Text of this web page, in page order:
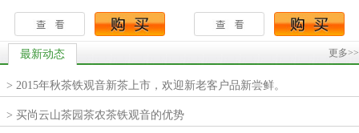
最新动态 更多>>
> 2015年秋茶铁观音新茶上市，欢迎新老客户品新尝鲜。
> 买尚云山茶园茶农茶铁观音的优势